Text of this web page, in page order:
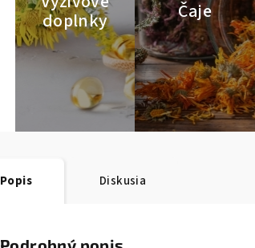
doplnky Čaje
Popis Diskusia